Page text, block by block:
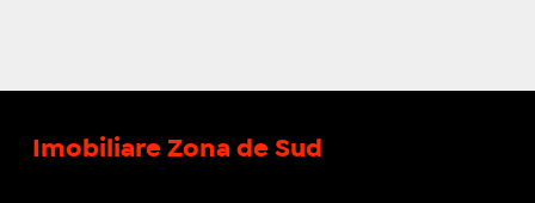
Imobiliare Zona de Sud